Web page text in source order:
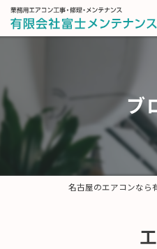
ブ
名古屋のエアコンなら